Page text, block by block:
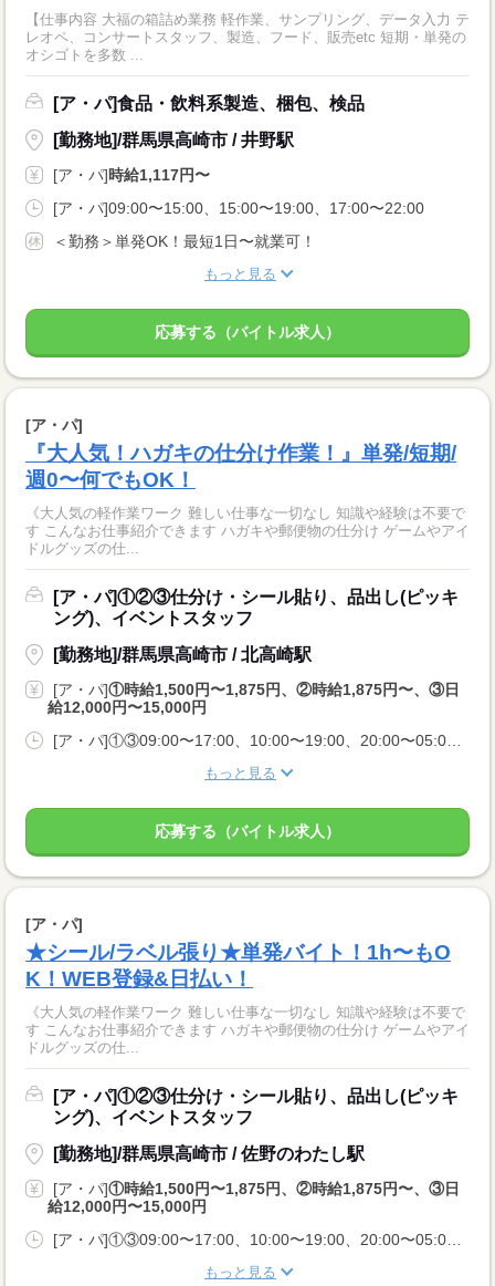
【仕事内容 大福の箱詰め業務 軽作業、サンプリング、データ入力 テ
レオペ、コンサートスタッフ、製造、フード、販売etc 短期・単発の
オシゴトを多数 ...
[ア・パ]食品・飲料系製造、梱包、検品
[勤務地]/群馬県高崎市 / 井野駅
[ア・パ]時給1,117円〜
[ア・パ]09:00〜15:00、15:00〜19:00、17:00〜22:00
＜勤務＞単発OK！最短1日〜就業可！
もっと見る
応募する（バイトル求人）
[ア・パ]
『大人気！ハガキの仕分け作業！』単発/短期/
週0〜何でもOK！
《大人気の軽作業ワーク 難しい仕事な一切なし 知識や経験は不要で
す こんなお仕事紹介できます ハガキや郵便物の仕分け ゲームやアイ
ドルグッズの仕...
[ア・パ]①②③仕分け・シール貼り、品出し(ピッキ
ング)、イベントスタッフ
[勤務地]/群馬県高崎市 / 北高崎駅
[ア・パ]①時給1,500円〜1,875円、②時給1,875円〜、③日
給12,000円〜15,000円
もっと見る
応募する（バイトル求人）
[ア・パ]
★シール/ラベル張り★単発バイト！1h〜もO
K！WEB登録&日払い！
《大人気の軽作業ワーク 難しい仕事な一切なし 知識や経験は不要で
す こんなお仕事紹介できます ハガキや郵便物の仕分け ゲームやアイ
ドルグッズの仕...
[ア・パ]①②③仕分け・シール貼り、品出し(ピッキ
ング)、イベントスタッフ
[勤務地]/群馬県高崎市 / 佐野のわたし駅
[ア・パ]①時給1,500円〜1,875円、②時給1,875円〜、③日
給12,000円〜15,000円
もっと見る